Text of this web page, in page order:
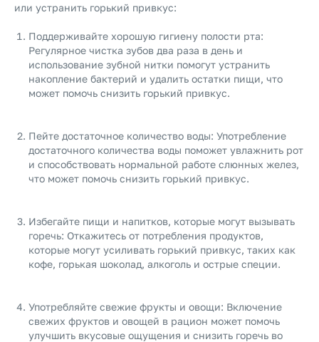
или устранить горький привкус:
Поддерживайте хорошую гигиену полости рта:
Регулярное чистка зубов два раза в день и
использование зубной нитки помогут устранить
накопление бактерий и удалить остатки пищи, что
может помочь снизить горький привкус.
Пейте достаточное количество воды: Употребление
достаточного количества воды поможет увлажнить рот
и способствовать нормальной работе слюнных желез,
что может помочь снизить горький привкус.
Избегайте пищи и напитков, которые могут вызывать
горечь: Откажитесь от потребления продуктов,
которые могут усиливать горький привкус, таких как
кофе, горькая шоколад, алкоголь и острые специи.
Употребляйте свежие фрукты и овощи: Включение
свежих фруктов и овощей в рацион может помочь
улучшить вкусовые ощущения и снизить горечь во